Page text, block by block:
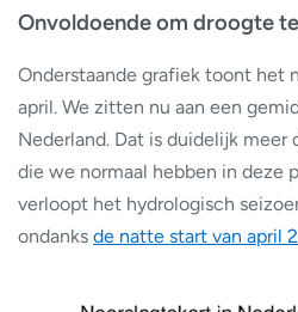
Onvoldoende om droogte
Onderstaande grafiek toont het
april. We zitten nu aan een
Nederland. Dat is duidelijk
die we normaal hebben in deze
verloopt het hydrologisch
ondanks de natte start van april